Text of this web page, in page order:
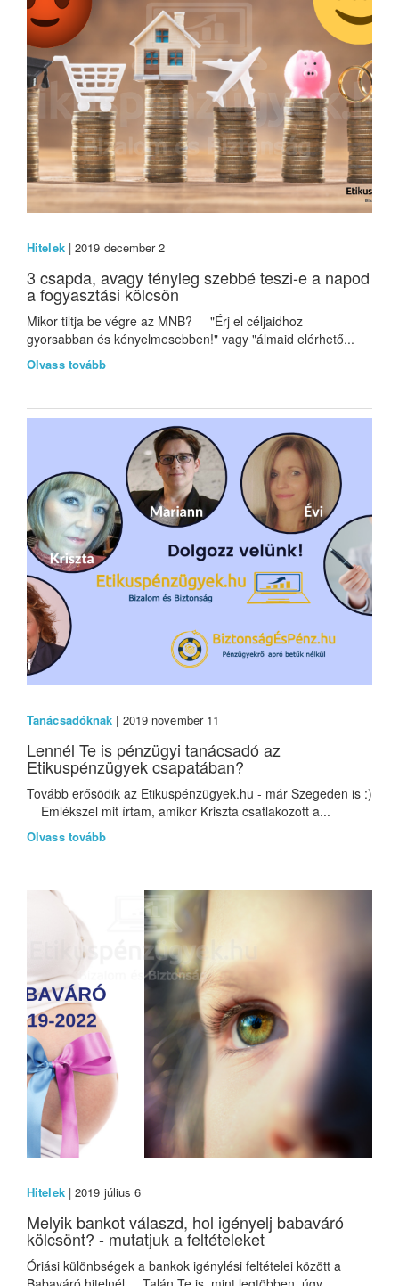
Hitelek| 2019 december 2
3 csapda, avagy tényleg szebbé teszi-e a napod
a fogyasztási kölcsön
Mikor tiltja be végre az MNB? "Érj el céljaidhoz
gyorsabban és kényelmesebben!" vagy "álmaid elérhető...
Olvass tovább
Tanácsadóknak | 2019 november 11
Lennél Te is pénzügyi tanácsadó az
Etikuspénzügyek csapatában?
Tovább erősödik az Etikuspénzügyek.hu - már Szegeden is :)
Emlékszel mit írtam, amikor Kriszta csatlakozott a...
Olvass tovább
Hitelek| 2019 július 6
Melyik bankot válaszd, hol igényelj babaváró
kölcsönt? - mutatjuk a feltételeket
Óriási különbségek a bankok igénylési feltételei között a